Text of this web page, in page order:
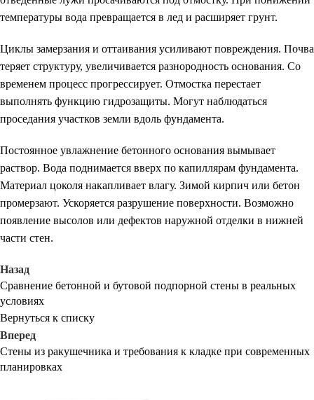
температуры вода превращается в лед и расширяет грунт.
Циклы замерзания и оттаивания усиливают повреждения. Почва
теряет структуру, увеличивается разнородность основания. Со
временем процесс прогрессирует. Отмостка перестает
выполнять функцию гидрозащиты. Могут наблюдаться
проседания участков земли вдоль фундамента.
Постоянное увлажнение бетонного основания вымывает
раствор. Вода поднимается вверх по капиллярам фундамента.
Материал цоколя накапливает влагу. Зимой кирпич или бетон
промерзают. Ускоряется разрушение поверхности. Возможно
появление высолов или дефектов наружной отделки в нижней
части стен.
Назад
Сравнение бетонной и бутовой подпорной стены в реальных
условиях
Вернуться к списку
Вперед
Стены из ракушечника и требования к кладке при современных
планировках